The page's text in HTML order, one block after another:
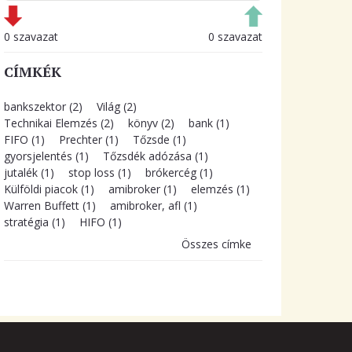
0 szavazat 0 szavazat
CÍMKÉK
bankszektor (2)
Világ (2)
Technikai Elemzés (2)
könyv (2)
bank (1)
FIFO (1)
Prechter (1)
Tőzsde (1)
gyorsjelentés (1)
Tőzsdék adózása (1)
jutalék (1)
stop loss (1)
brókercég (1)
Külföldi piacok (1)
amibroker (1)
elemzés (1)
Warren Buffett (1)
amibroker, afl (1)
stratégia (1)
HIFO (1)
Összes címke